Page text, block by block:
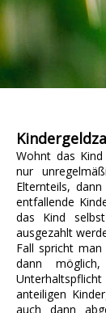
Wohnt das
nur
Elternteils,
entfallende
das Kind
ausgezahlt
Fall spricht man
dann
anteiligen
auch dann